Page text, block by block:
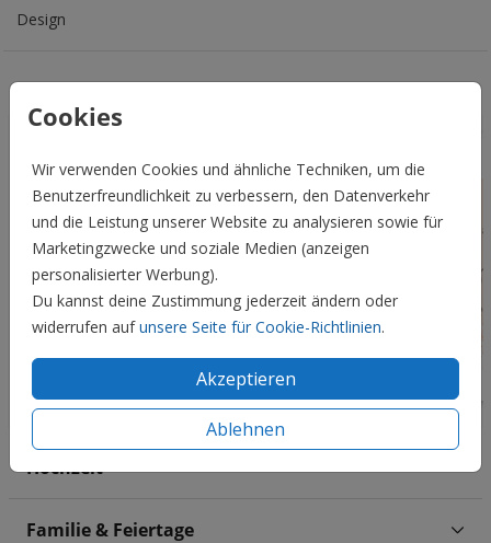
Cookies
Wir verwenden Cookies und ähnliche Techniken, um die
Benutzerfreundlichkeit zu verbessern, den Datenverkehr
und die Leistung unserer Website zu analysieren sowie für
Marketingzwecke und soziale Medien (anzeigen
personalisierter Werbung).
Du kannst deine Zustimmung jederzeit ändern oder
widerrufen aufunsere Seite für Cookie-Richtlinien.
Akzeptieren
Ablehnen
Design
Das könnte Euch auch gefallen
Hochzeit
Familie & Feiertage